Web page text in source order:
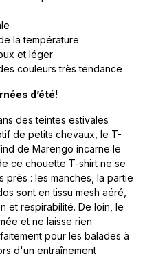
la température
et léger
couleurs très tendance
d’été!
des teintes estivales
de petits chevaux, le T-
de Marengo incarne le
ce chouette T-shirt ne se
: les manches, la partie
sont en tissu mesh aéré,
et respirabilité. De loin, le
et ne laisse rien
pour les balades à
d'un entraînement